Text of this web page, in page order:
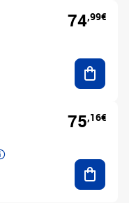
74,99€
75,16€